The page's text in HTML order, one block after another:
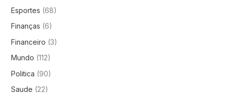
Esportes (68)
Finanças (6)
Financeiro (3)
Mundo (112)
Politica (90)
Saude (22)